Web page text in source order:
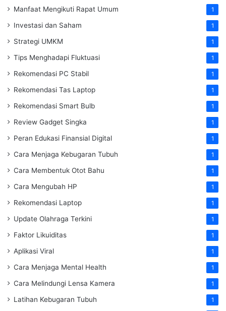
Manfaat Mengikuti Rapat Umum 1
Investasi dan Saham 1
Strategi UMKM 1
Tips Menghadapi Fluktuasi 1
Rekomendasi PC Stabil 1
Rekomendasi Tas Laptop 1
Rekomendasi Smart Bulb 1
Review Gadget Singka 1
Peran Edukasi Finansial Digital 1
Cara Menjaga Kebugaran Tubuh 1
Cara Membentuk Otot Bahu 1
Cara Mengubah HP 1
Rekomendasi Laptop 1
Update Olahraga Terkini 1
Faktor Likuiditas 1
Aplikasi Viral 1
Cara Menjaga Mental Health 1
Cara Melindungi Lensa Kamera 1
Latihan Kebugaran Tubuh 1